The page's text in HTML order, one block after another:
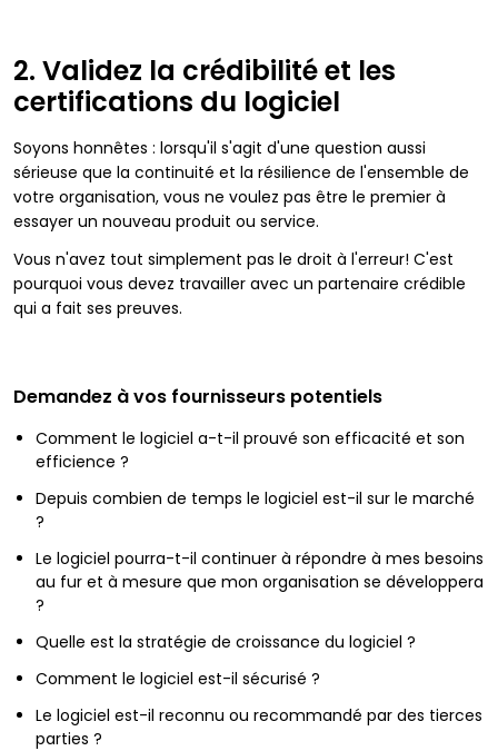
2. Validez la crédibilité et les
certifications du logiciel
Soyons honnêtes : lorsqu'il s'agit d'une question aussi
sérieuse que la continuité et la résilience de l'ensemble de
votre organisation, vous ne voulez pas être le premier à
essayer un nouveau produit ou service.
Vous n'avez tout simplement pas le droit à l'erreur! C'est
pourquoi vous devez travailler avec un partenaire crédible
qui a fait ses preuves.
Demandez à vos fournisseurs potentiels
Comment le logiciel a-t-il prouvé son efficacité et son
efficience ?
Depuis combien de temps le logiciel est-il sur le marché
?
Le logiciel pourra-t-il continuer à répondre à mes besoins
au fur et à mesure que mon organisation se développera
?
Quelle est la stratégie de croissance du logiciel ?
Comment le logiciel est-il sécurisé ?
Le logiciel est-il reconnu ou recommandé par des tierces
parties ?